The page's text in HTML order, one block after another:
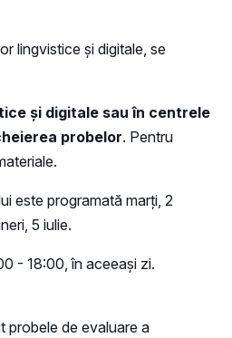
lingvistice şi digitale, se
și digitale sau în centrele
probelor. Pentru
este programată marți, 2
5 iulie.
- 18:00, în aceeași zi.
probele de evaluare a